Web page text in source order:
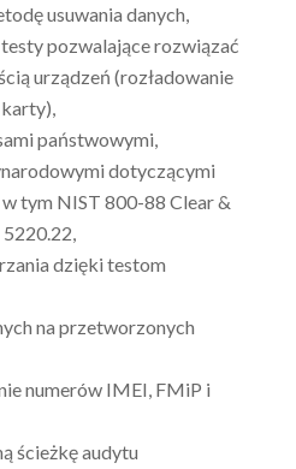
usuwania danych,
pozwalające rozwiązać
urządzeń (rozładowanie
państwowymi,
dotyczącymi
tym NIST 800-88 Clear &
dzięki testom
na przetworzonych
numerów IMEI, FMiP i
ścieżkę audytu